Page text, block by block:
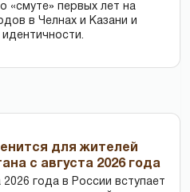
«смуте» первых лет на
в Челнах и Казани и
для жителей
с августа 2026 года
2026 года в России вступает